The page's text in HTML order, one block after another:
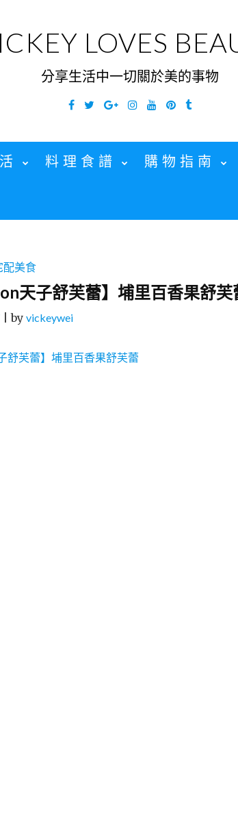
LOVES
分享生活中一切關於美的事物
Facebook
TwitterGoogleInstagramYouTubePinterest
Tumblr
料理食譜 購物指南
配美食
天子舒芙蕾】埔里百香果舒芙
|by vickeywei